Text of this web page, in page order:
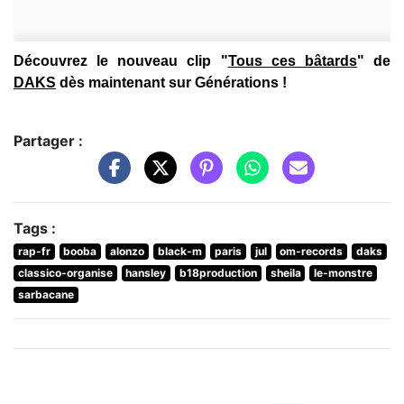
Découvrez le nouveau clip "Tous ces bâtards" de
DAKS dès maintenant sur Générations !
Partager :
Tags :
rap-fr booba alonzo black-m paris jul om-records
daks
classico-organise
hansley b18production sheila
le-monstre
sarbacane